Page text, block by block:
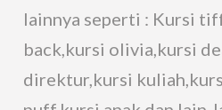
lainnya seperti : Kursi
back,kursi olivia,kursi
direktur,kursi